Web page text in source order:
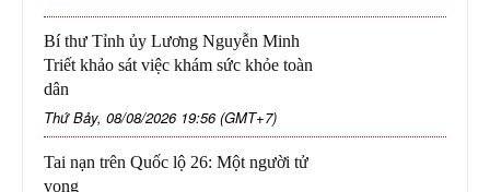
Bí thư Tỉnh ủy Lương Nguyễn Minh
Triết khảo sát việc khám sức khỏe toàn
dân
Thứ Bảy, 08/08/2026 19:56 (GMT+7)
Tai nạn trên Quốc lộ 26: Một người tử
vong